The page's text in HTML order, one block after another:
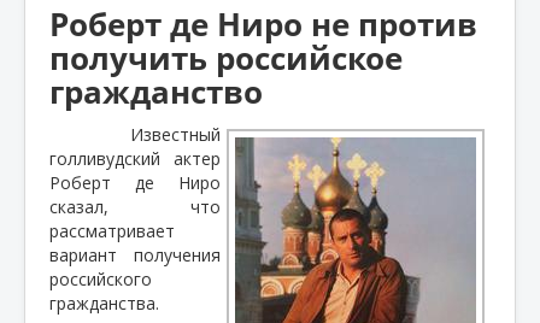
Роберт де Ниро не против
получить российское
гражданство
Известный
голливудский актер
Роберт де Ниро
сказал, что
рассматривает
вариант получения
российского
гражданства.